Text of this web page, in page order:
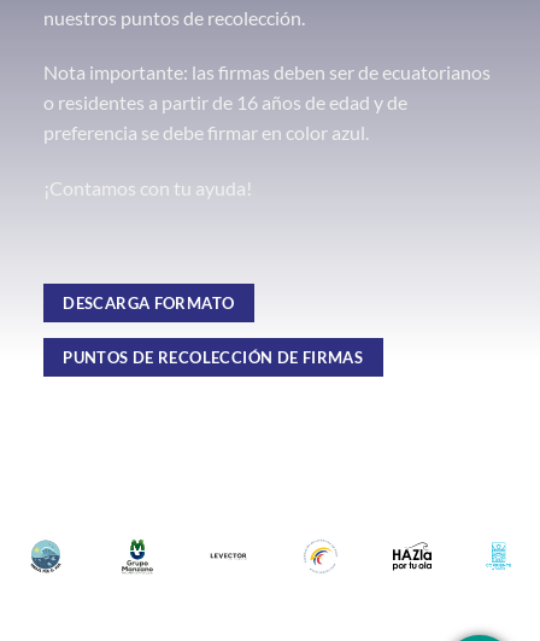
nuestros puntos de recolección.
Nota importante: las firmas deben ser de ecuatorianos
o residentes a partir de 16 años de edad y de
preferencia se debe firmar en color azul.
¡Contamos con tu ayuda!
DESCARGA FORMATO
PUNTOS DE RECOLECCIÓN DE FIRMAS